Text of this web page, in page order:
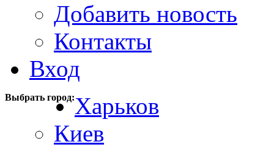
Добавить новость
Контакты
Вход
Выбрать город:Харьков
Киев